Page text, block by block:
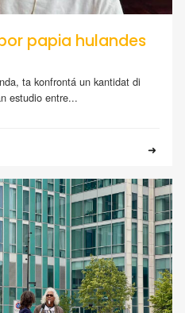
papia hulandes
ta konfrontá un kantidat di
estudio entre...